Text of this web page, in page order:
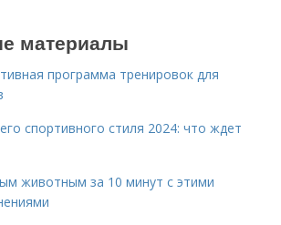
материалы
программа тренировок для
спортивного стиля 2024: что ждет
животным за 10 минут с этими